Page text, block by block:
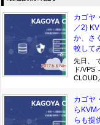
カゴヤ
／2)
か、さ
較して
先日、
ド/VPS
CLOUD
カゴヤ
らKVM
らも提